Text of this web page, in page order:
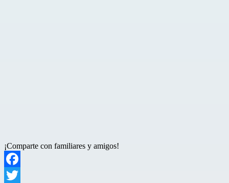
¡Comparte con familiares y amigos!
Facebook